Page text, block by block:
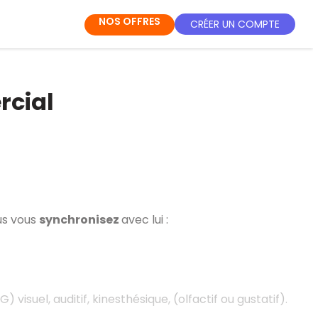
NOS OFFRES CRÉER UN COMPTE
vous synchronisezavec lui :
visuel, auditif, kinesthésique, (olfactif ou gustatif).